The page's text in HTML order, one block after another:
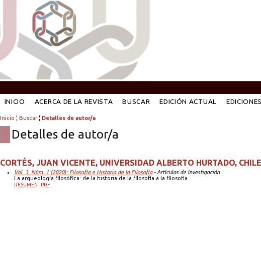
INICIO ACERCA DE LA REVISTA BUSCAR EDICIÓN ACTUAL
Inicio ¦ Buscar¦ Detalles de autor/a
Detalles de autor/a
CORTÉS, JUAN VICENTE, UNIVERSIDAD ALBERTO HURTADO, CHILE
Vol. 3, Núm. 1 (2020): Filosofía e Historia de la Filosofía- Artículos de Investigación
La arqueología filosófica: de la historia de la filosofía a la filosofía
RESUMEN PDF